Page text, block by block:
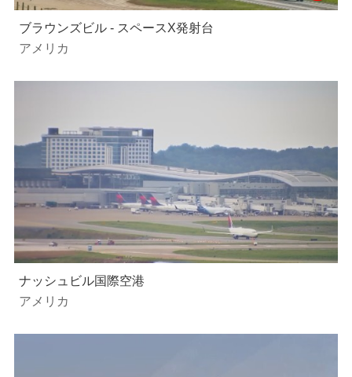
ブラウンズビル - スペースX発射台
アメリカ
ナッシュビル国際空港
アメリカ